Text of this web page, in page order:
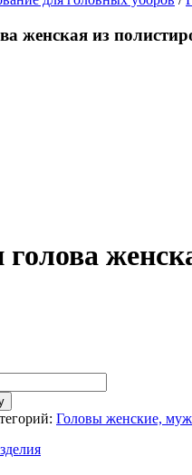
женская из
Головы женские,